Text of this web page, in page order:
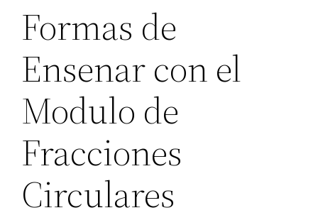
Formas de
Ensenar con el
Modulo de
Fracciones
Circulares